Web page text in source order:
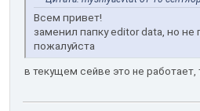
Всем привет!
заменил папку editor data, но
пожалуйста
в текущем сейве это не